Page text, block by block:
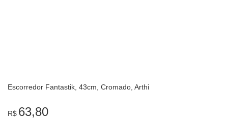
Escorredor Fantastik, 43cm, Cromado, Arthi
R$ 63,80